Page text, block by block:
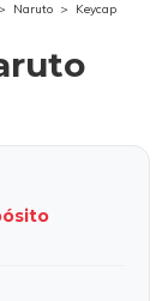
> Naruto >
Keycap